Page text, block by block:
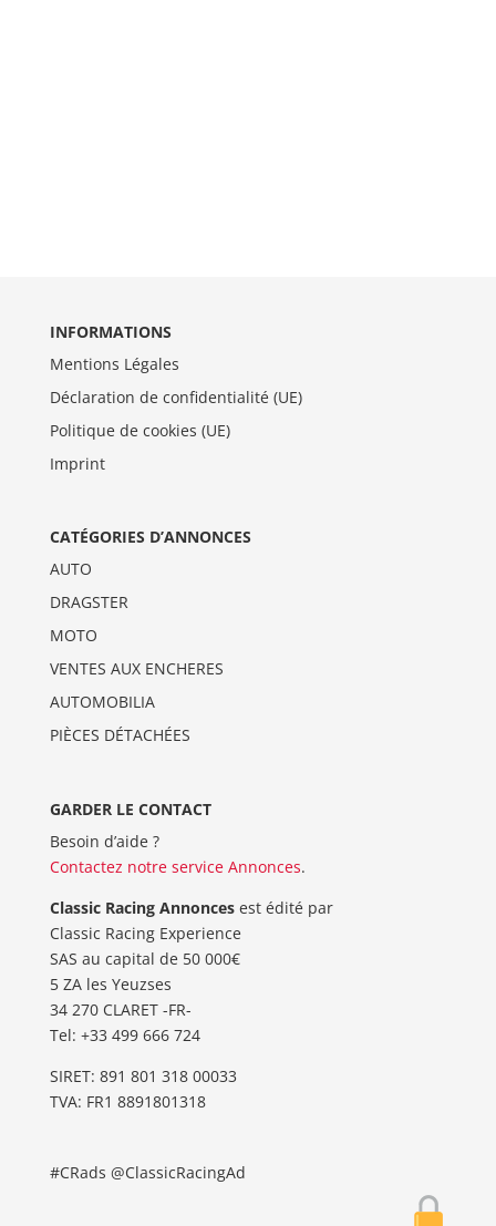
INFORMATIONS
Mentions Légales
Déclaration de confidentialité (UE)
Politique de cookies (UE)
Imprint
CATÉGORIES D’ANNONCES
AUTO
DRAGSTER
MOTO
VENTES AUX ENCHERES
AUTOMOBILIA
PIÈCES DÉTACHÉES
GARDER LE CONTACT
Besoin d’aide ?
Contactez notre service Annonces.
Classic Racing Annoncesest édité par
Classic Racing Experience
SAS au capital de 50 000€
5 ZA les Yeuzses
34 270 CLARET -FR-
Tel: ‭+33 499 666 724‬
SIRET: 891 801 318 00033
TVA: FR1 8891801318
#CRads @ClassicRacingAd